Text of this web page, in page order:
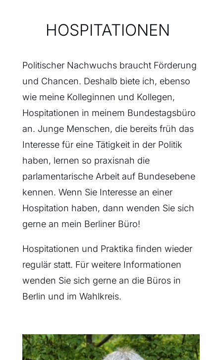
HOSPITATIONEN
Politischer Nachwuchs braucht Förderung
und Chancen. Deshalb biete ich, ebenso
wie meine Kolleginnen und Kollegen,
Hospitationen in meinem Bundestagsbüro
an. Junge Menschen, die bereits früh das
Interesse für eine Tätigkeit in der Politik
haben, lernen so praxisnah die
parlamentarische Arbeit auf Bundesebene
kennen. Wenn Sie Interesse an einer
Hospitation haben, dann wenden Sie sich
gerne an mein Berliner Büro!
Hospitationen und Praktika finden wieder
regulär statt. Für weitere Informationen
wenden Sie sich gerne an die Büros in
Berlin und im Wahlkreis.